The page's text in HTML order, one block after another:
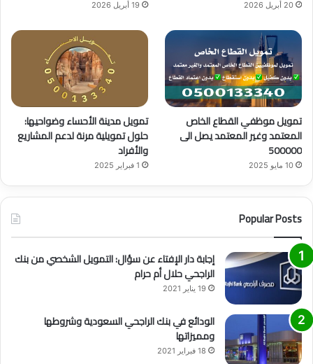
20 أبريل 2026 19 أبريل 2026
تمويل موظفي القطاع الخاص
المعتمد وغير المعتمد يصل الى
500000
10 مايو 2025
تمويل مدينة الأحساء وضواحيها:
حلول تمويلية مرنة لدعم المشاريع
والأفراد
1 فبراير 2025
Popular Posts
إجابة دار الإفتاء عن سؤال: التمويل الشخصي من بنك
الراجحي حلال أم حرام
19 يناير 2021
الودائع في بنك الراجحي السعودية وشروطها
ومميزاتها
18 فبراير 2021